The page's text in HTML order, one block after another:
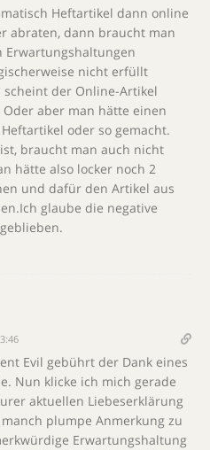
Heftartikel dann online
abraten, dann braucht man
nicht erfüllt
der Online-Artikel
aber man hätte einen
oder so gemacht.
braucht man auch nicht
hätte also locker noch 2
und dafür den Artikel aus
glaube die negative
Evil gebührt der Dank eines
Nun klicke ich mich gerade
aktuellen Liebeserklärung
plumpe Anmerkung zu
Erwartungshaltung